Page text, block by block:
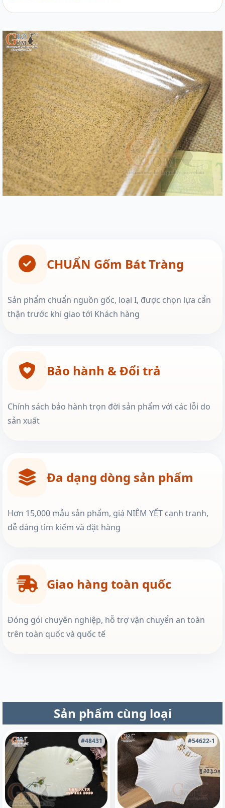
CHUẨN Gốm Bát Tràng
Sản phẩm chuẩn nguồn gốc, loại I, được chọn lựa cẩn
thận trước khi giao tới Khách hàng
Bảo hành & Đổi trả
Chính sách bảo hành trọn đời sản phẩm với các lỗi do
sản xuất
Đa dạng dòng sản phẩm
Hơn 15,000 mẫu sản phẩm, giá NIÊM YẾT cạnh tranh,
dễ dàng tìm kiếm và đặt hàng
Giao hàng toàn quốc
Đóng gói chuyên nghiệp, hỗ trợ vận chuyển an toàn
trên toàn quốc và quốc tế
Sản phẩm cùng loại
#48431 #54622-1